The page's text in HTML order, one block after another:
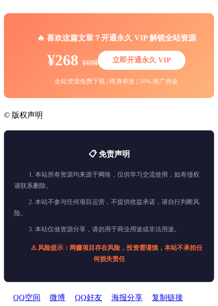
🔥 喜欢这篇文章？开通永久 VIP 解锁全站资源
¥268 ¥698 立即开通永久 VIP
全站资源免费下载 | 终身有效 | 50% 推广佣金
© 版权声明
📋 免责声明
1. 本站所有资源均来源于网络，仅供学习交流使用，如有侵权
请联系删除。
2. 本站不参与任何项目运营，不提供收益承诺，请自行判断风
险。
3. 本站仅做资源分享，请勿用于商业用途或非法用途。
⚠️ 风险提示：网赚项目存在风险，投资需谨慎，本站不承担任
何损失责任
QQ空间 微博 QQ好友 海报分享 复制链接